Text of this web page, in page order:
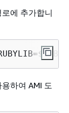
로에 추가합니
하여 AMI 도